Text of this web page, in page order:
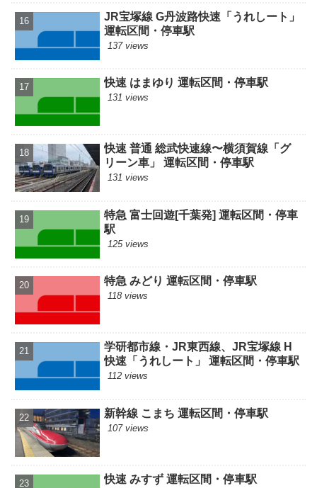
JR宝塚線 G丹波路快速「うれしート」
運転区間・停車駅
137 views
快速 はまゆり 運転区間・停車駅
131 views
快速 普通 総武快速線〜横須賀線「グ
リーン車」 運転区間・停車駅
131 views
特急 富士回遊[千葉発] 運転区間・停車
駅
125 views
特急 みどり 運転区間・停車駅
118 views
学研都市線・JR東西線、JR宝塚線 H
快速「うれしート」 運転区間・停車駅
112 views
新幹線 こまち 運転区間・停車駅
107 views
快速 みすず 運転区間・停車駅